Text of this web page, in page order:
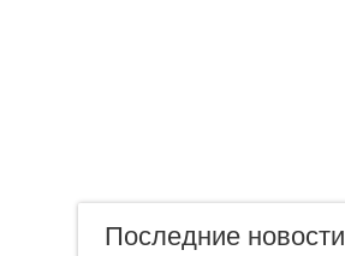
Последние новости